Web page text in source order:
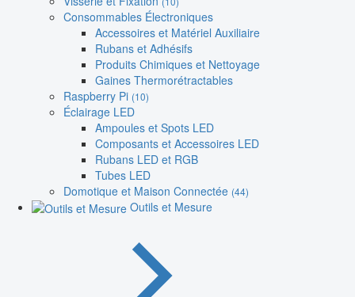
Consommables Électroniques
Accessoires et Matériel Auxiliaire
Rubans et Adhésifs
Produits Chimiques et Nettoyage
Gaines Thermorétractables
Raspberry Pi (10)
Éclairage LED
Ampoules et Spots LED
Composants et Accessoires LED
Rubans LED et RGB
Tubes LED
Domotique et Maison Connectée (44)
Outils et Mesure